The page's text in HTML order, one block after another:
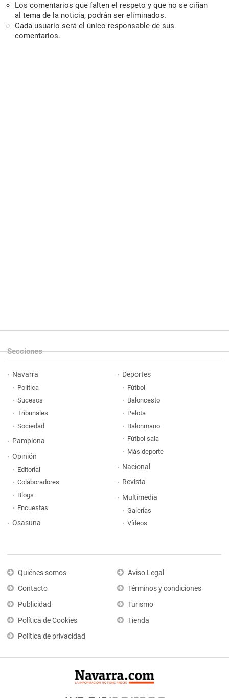
Los comentarios que falten el respeto y que no se ciñan
al tema de la noticia, podrán ser eliminados.
Cada usuario será el único responsable de sus
comentarios.
Secciones
Navarra
Política
Sucesos
Tribunales
Sociedad
Pamplona
Opinión
Editorial
Colaboradores
Blogs
Encuestas
Osasuna
Deportes
Fútbol
Baloncesto
Pelota
Balonmano
Fútbol sala
Más deporte
Nacional
Revista
Multimedia
Galerías
Vídeos
Quiénes somos
Contacto
Publicidad
Política de Cookies
Política de privacidad
Aviso Legal
Términos y condiciones
Turismo
Tienda